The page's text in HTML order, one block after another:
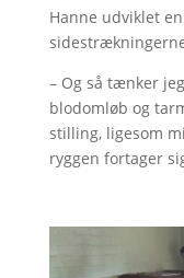
Hanne udviklet
– Og så tænker
blodomløb og
stilling, ligesom
ryggen fortager